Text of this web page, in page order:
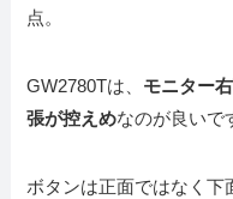
点。
GW2780Tは、 モニター
張が控えめなのが良いで
ボタンは正面ではなく